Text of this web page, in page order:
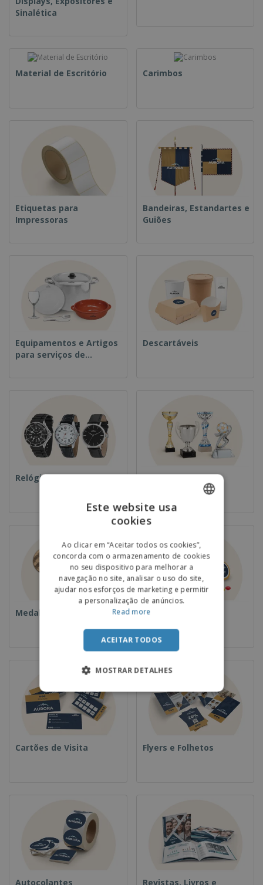
Sinalética
Material de Escritório Carimbos
Etiquetas para
Impressoras
Bandeiras, Estandartes e
Guiões
Equipamentos e Artigos
para serviços de
Descartáveis
Relógios de pulso Taças e Troféus
Medalhas Comida e Doces
Cartões de Visita Flyers e Folhetos
Autocolantes Revistas, Livros e
SPANISH
Este website usa
cookies
Ao clicar em “Aceitar todos os cookies”,
concorda com o armazenamento de cookies
no seu dispositivo para melhorar a
navegação no site, analisar o uso do site,
ajudar nos esforços de marketing e permitir
a personalização de anúncios.
Read more
ACEITAR TODOS
MOSTRAR DETALHES